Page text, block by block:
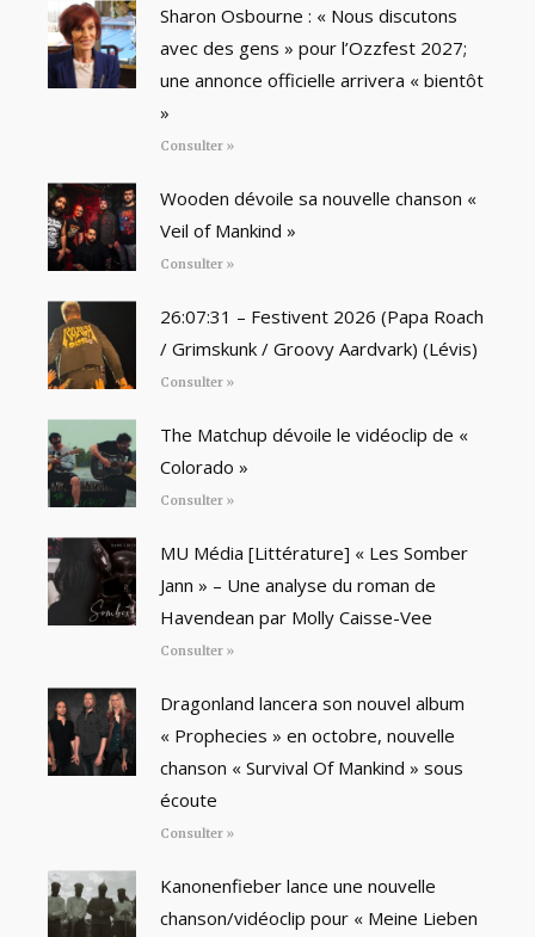
Sharon Osbourne : « Nous discutons
avec des gens » pour l’Ozzfest 2027;
une annonce officielle arrivera « bientôt
»
Consulter »
Wooden dévoile sa nouvelle chanson «
Veil of Mankind »
Consulter »
26:07:31 – Festivent 2026 (Papa Roach
/ Grimskunk / Groovy Aardvark) (Lévis)
Consulter »
The Matchup dévoile le vidéoclip de «
Colorado »
Consulter »
MU Média [Littérature] « Les Somber
Jann » – Une analyse du roman de
Havendean par Molly Caisse-Vee
Consulter »
Dragonland lancera son nouvel album
« Prophecies » en octobre, nouvelle
chanson « Survival Of Mankind » sous
écoute
Consulter »
Kanonenfieber lance une nouvelle
chanson/vidéoclip pour « Meine Lieben